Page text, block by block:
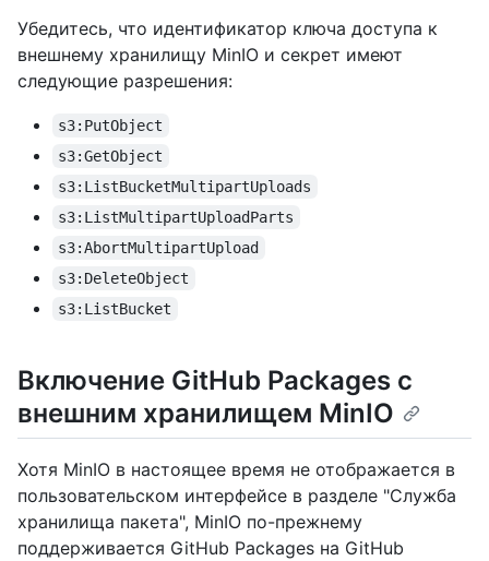
Убедитесь, что идентификатор ключа доступа к
внешнему хранилищу MinIO и секрет имеют
следующие разрешения:
s3:PutObject
s3:GetObject
s3:ListBucketMultipartUploads
s3:ListMultipartUploadParts
s3:AbortMultipartUpload
s3:DeleteObject
s3:ListBucket
Включение GitHub Packages с
внешним хранилищем MinIO
Хотя MinIO в настоящее время не отображается в
пользовательском интерфейсе в разделе "Служба
хранилища пакета", MinIO по-прежнему
поддерживается GitHub Packages на GitHub